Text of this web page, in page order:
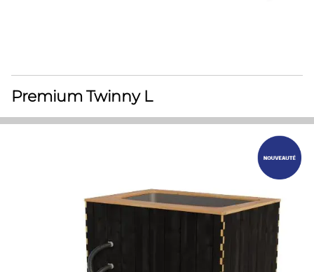
Premium Twinny L